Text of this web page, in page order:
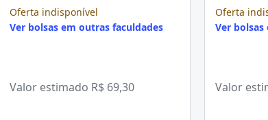
Oferta indisponível
Ver bolsas em outras faculdades
Valor estimado R$ 69,30
Oferta
Ver
Valor